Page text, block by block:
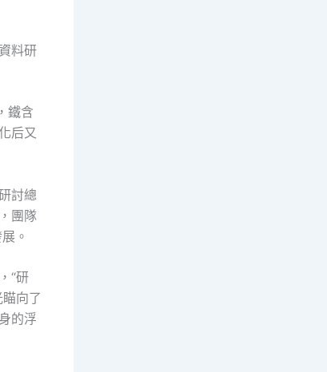
料研
鐵含
后又
討總
團隊
。
“研
向了
的浮